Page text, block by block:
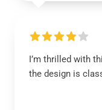
I’m thrilled with
the design is